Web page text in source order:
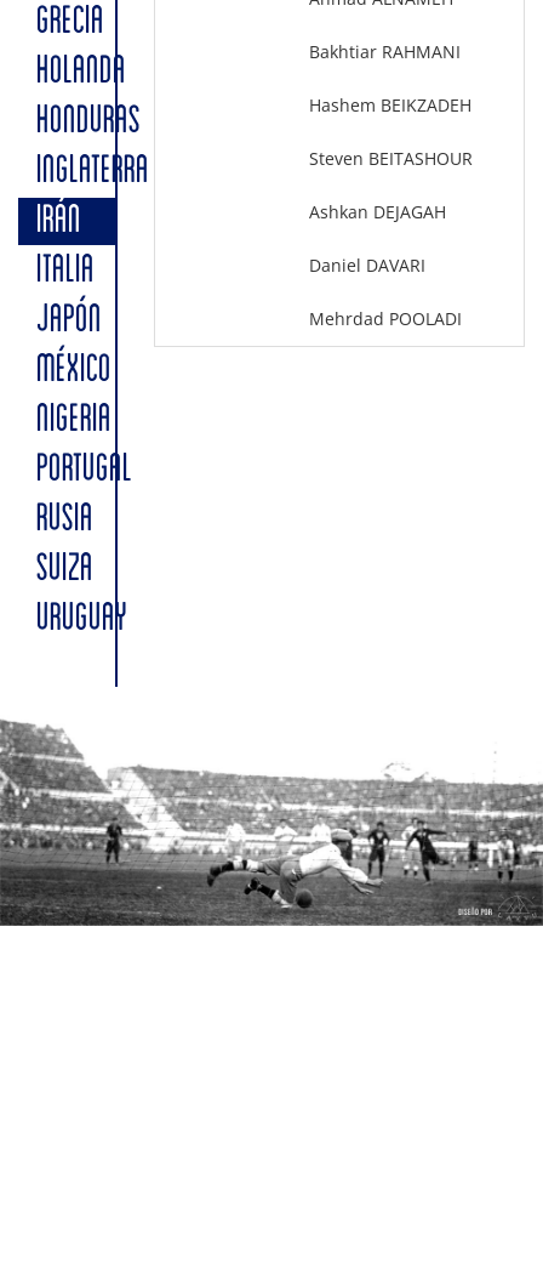
GRECIA
HOLANDA
HONDURAS
INGLATERRA
IRÁN
ITALIA
JAPÓN
MÉXICO
NIGERIA
PORTUGAL
RUSIA
SUIZA
URUGUAY
Bakhtiar RAHMANI
Hashem BEIKZADEH
Steven BEITASHOUR
Ashkan DEJAGAH
Daniel DAVARI
Mehrdad POOLADI